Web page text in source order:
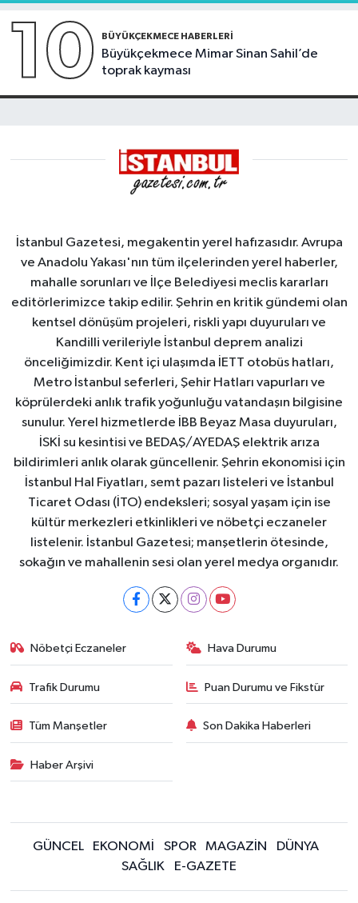
10 BÜYÜKÇEKMECE HABERLERI
Büyükçekmece Mimar Sinan Sahil’de
toprak kayması
İstanbul Gazetesi, megakentin yerel hafızasıdır. Avrupa
ve Anadolu Yakası'nın tüm ilçelerinden yerel haberler,
mahalle sorunları ve İlçe Belediyesi meclis kararları
editörlerimizce takip edilir. Şehrin en kritik gündemi olan
kentsel dönüşüm projeleri, riskli yapı duyuruları ve
Kandilli verileriyle İstanbul deprem analizi
önceliğimizdir. Kent içi ulaşımda İETT otobüs hatları,
Metro İstanbul seferleri, Şehir Hatları vapurları ve
köprülerdeki anlık trafik yoğunluğu vatandaşın bilgisine
sunulur. Yerel hizmetlerde İBB Beyaz Masa duyuruları,
İSKİ su kesintisi ve BEDAŞ/AYEDAŞ elektrik arıza
bildirimleri anlık olarak güncellenir. Şehrin ekonomisi için
İstanbul Hal Fiyatları, semt pazarı listeleri ve İstanbul
Ticaret Odası (İTO) endeksleri; sosyal yaşam için ise
kültür merkezleri etkinlikleri ve nöbetçi eczaneler
listelenir. İstanbul Gazetesi; manşetlerin ötesinde,
sokağın ve mahallenin sesi olan yerel medya organıdır.
Nöbetçi Eczaneler Hava Durumu
Trafik Durumu Puan Durumu ve Fikstür
Tüm Manşetler Son Dakika Haberleri
Haber Arşivi
GÜNCEL EKONOMİ SPOR MAGAZİN
DÜNYA
SAĞLIK
E-GAZETE